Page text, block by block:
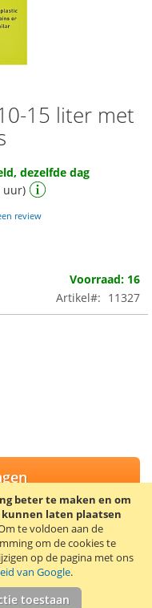
beter te maken en om
laten plaatsen
te voldoen aan de
om de cookies te
op de pagina met ons
van Google.
toestaan
15 liter met
dezelfde dag
uur)
review
Voorraad: 16
Artikel
11327